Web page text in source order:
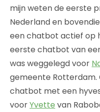
mijn weten de eerste
Nederland en
een chatbot actief op
eerste chatbot van
was weggelegd voor
gemeente Rotterdam.
chatbot met een
voorYvette van